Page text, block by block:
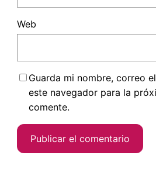
Web
Guarda mi nombre, correo
este navegador para la
comente.